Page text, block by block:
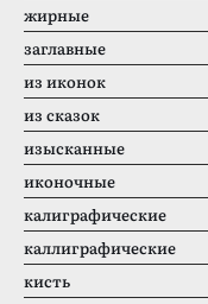
жирные
заглавные
из иконок
из сказок
изысканные
иконочные
калиграфические
каллиграфические
кисть